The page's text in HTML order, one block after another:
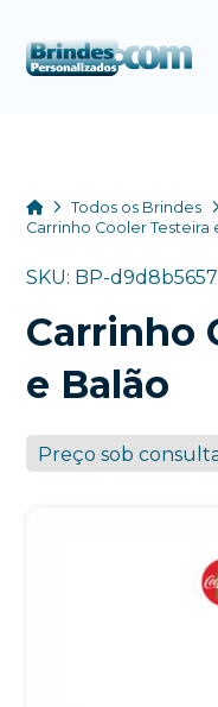
HomeTodos os Brindes
Carrinho Cooler Testeira
SKU: BP-
Carrinho
e Balão
Preço sob
+55